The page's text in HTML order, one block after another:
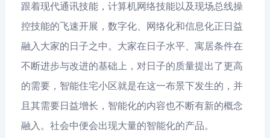
跟着现代通讯技能，计算机网络技能以及现场总线操
控技能的飞速开展，数字化、网络化和信息化正日益
融入大家的日子之中。大家在日子水平、寓居条件在
不断进步与改进的基础上，对日子的质量提出了更高
的需要，智能住宅小区就是在这一布景下发生的，并
且其需要日益增长，智能化的内容也不断有新的概念
融入。社会中便会出现大量的智能化的产品。